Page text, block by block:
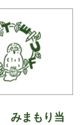
みまもり当